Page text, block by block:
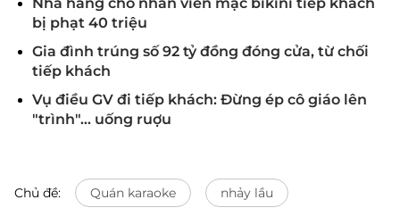
bị phạt 40 triệu
Gia đình trúng số 92 tỷ đồng đóng cửa, từ chối
tiếp khách
Vụ điều GV đi tiếp khách: Đừng ép cô giáo lên
"trình"... uống ruợu
Chủ đề: Quán karaoke nhảy lầu